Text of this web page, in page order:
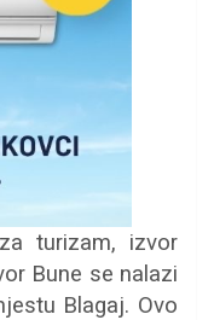
turizam, izvor
Bune se nalazi
Blagaj. Ovo